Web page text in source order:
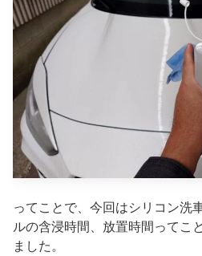
ってことで、今回はシリコン洗
ルの含浸時間、放置時間ってこ
ました。